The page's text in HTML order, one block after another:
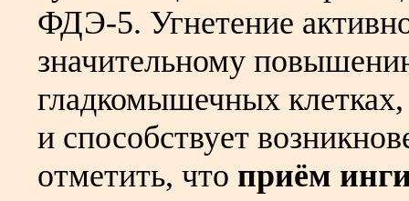
ФДЭ-5. Угнетение
значительному
гладкомышечных клетках,
и способствует
отметить, что приём